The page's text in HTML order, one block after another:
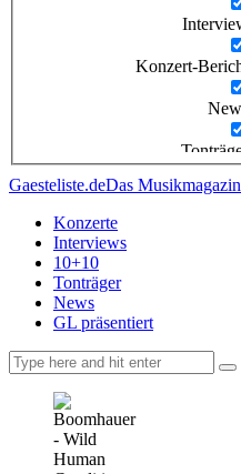
Konzert-
Gaesteliste.deDas
Konzerte
Interviews
10+10
Tonträger
News
GL präsentiert